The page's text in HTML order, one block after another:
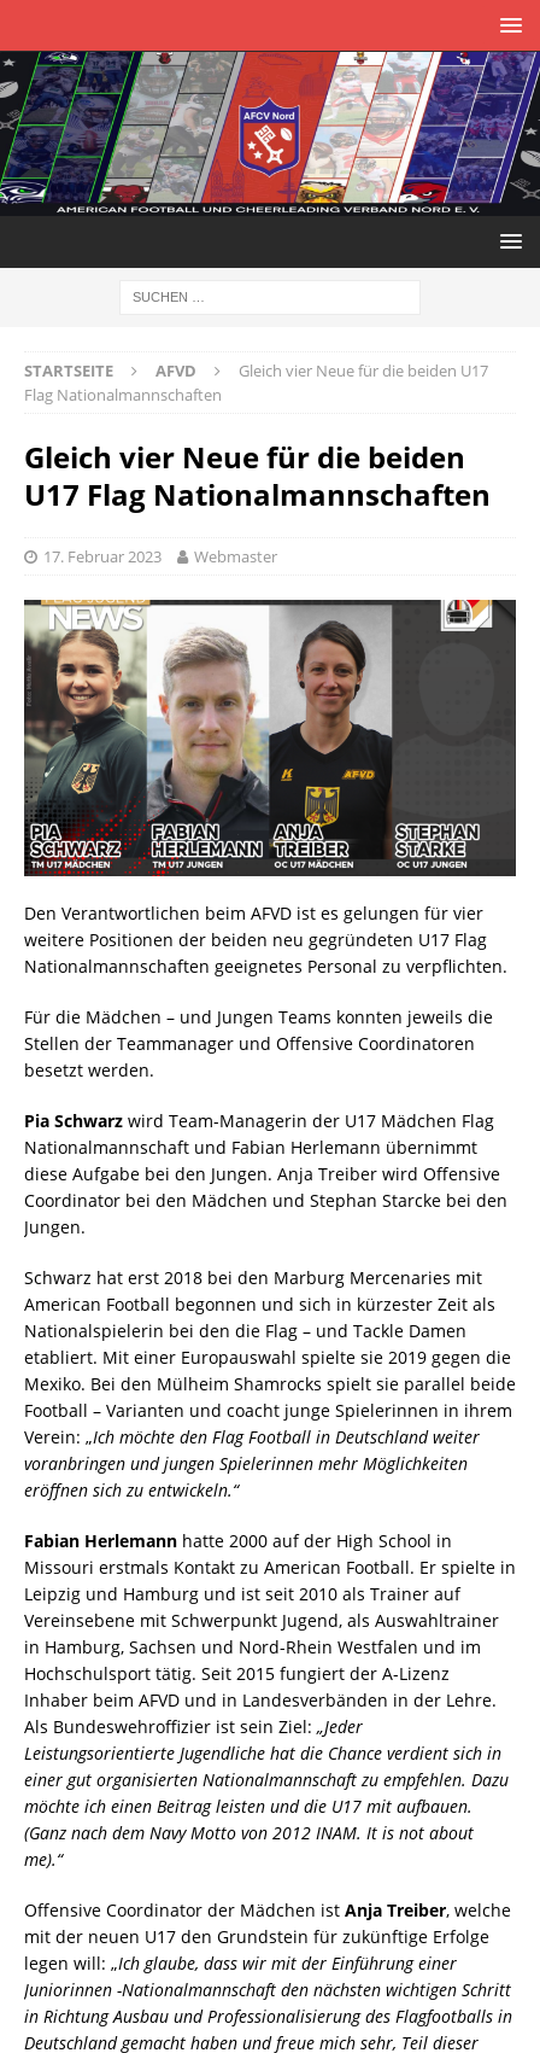
STARTSEITE AFVD
Gleich vier Neue für die beiden U17
Flag Nationalmannschaften
Gleich vier Neue für die beiden
U17 Flag Nationalmannschaften
17. Februar 2023 Webmaster
Den Verantwortlichen beim AFVD ist es gelungen für vier
weitere Positionen der beiden neu gegründeten U17 Flag
Nationalmannschaften geeignetes Personal zu verpflichten.
Für die Mädchen – und Jungen Teams konnten jeweils die
Stellen der Teammanager und Offensive Coordinatoren
besetzt werden.
Pia Schwarz wird Team-Managerin der U17 Mädchen Flag
Nationalmannschaft und Fabian Herlemann übernimmt
diese Aufgabe bei den Jungen. Anja Treiber wird Offensive
Coordinator bei den Mädchen und Stephan Starcke bei den
Jungen.
Schwarz hat erst 2018 bei den Marburg Mercenaries mit
American Football begonnen und sich in kürzester Zeit als
Nationalspielerin bei den die Flag – und Tackle Damen
etabliert. Mit einer Europauswahl spielte sie 2019 gegen die
Mexiko. Bei den Mülheim Shamrocks spielt sie parallel beide
Football – Varianten und coacht junge Spielerinnen in ihrem
Verein: „Ich möchte den Flag Football in Deutschland weiter
voranbringen und jungen Spielerinnen mehr Möglichkeiten
eröffnen sich zu entwickeln.“
Fabian Herlemann hatte 2000 auf der High School in
Missouri erstmals Kontakt zu American Football. Er spielte in
Leipzig und Hamburg und ist seit 2010 als Trainer auf
Vereinsebene mit Schwerpunkt Jugend, als Auswahltrainer
in Hamburg, Sachsen und Nord-Rhein Westfalen und im
Hochschulsport tätig. Seit 2015 fungiert der A-Lizenz
Inhaber beim AFVD und in Landesverbänden in der Lehre.
Als Bundeswehroffizier ist sein Ziel: „Jeder
Leistungsorientierte Jugendliche hat die Chance verdient sich in
einer gut organisierten Nationalmannschaft zu empfehlen. Dazu
möchte ich einen Beitrag leisten und die U17 mit aufbauen.
(Ganz nach dem Navy Motto von 2012 INAM. It is not about
me).“
Offensive Coordinator der Mädchen ist Anja Treiber, welche
mit der neuen U17 den Grundstein für zukünftige Erfolge
legen will: „Ich glaube, dass wir mit der Einführung einer
Juniorinnen -Nationalmannschaft den nächsten wichtigen Schritt
in Richtung Ausbau und Professionalisierung des Flagfootballs in
Deutschland gemacht haben und freue mich sehr, Teil dieser